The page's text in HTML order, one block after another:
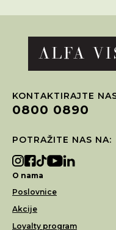
KONTAKTIRAJTE
0800 0890
POTRAŽITE NAS NA:
O nama
Poslovnice
Akcije
Loyalty program